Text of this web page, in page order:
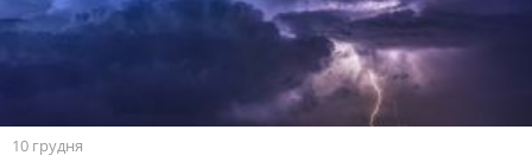
10 грудня